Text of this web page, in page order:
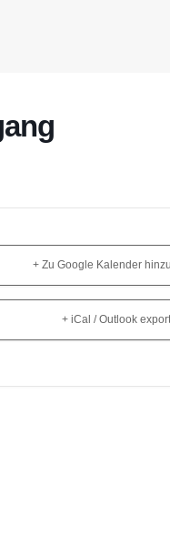
+ Zu Google Kalender
+ iCal / Outlook export